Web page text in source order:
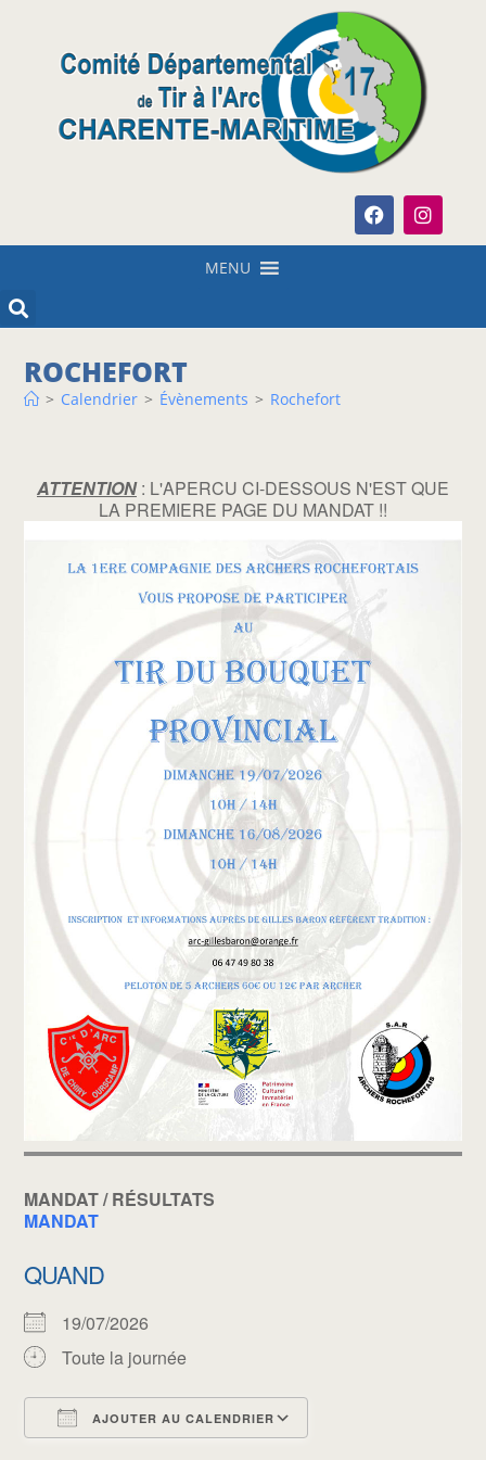
MENU
ROCHEFORT
> Calendrier > Évènements > Rochefort
ATTENTION: L'APERCU CI-DESSOUS N'EST QUE
LA PREMIERE PAGE DU MANDAT !!
MANDAT / RÉSULTATS
MANDAT
QUAND
19/07/2026
Toute la journée
AJOUTER AU CALENDRIER